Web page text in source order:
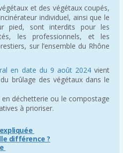
et des végétaux coupés,
individuel, ainsi que le
pied, sont interdits pour les
les professionnels, et les
sur l’ensemble du Rhône
en date du 9 août 2024vient
brûlage des végétaux dans le
déchetterie ou le compostage
à prioriser.
différence ?